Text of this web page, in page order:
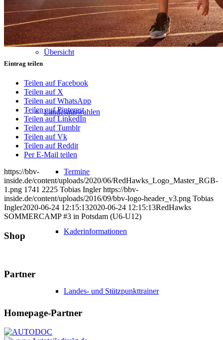
Übersicht
Landesauswahlen
Termine
Kaderinformationen
Landes- und Stützpunkttrainer
Eintrag teilen
Teilen auf Facebook
Teilen auf X
Teilen auf WhatsApp
Teilen auf Pinterest
Teilen auf LinkedIn
Teilen auf Tumblr
Teilen auf Vk
Teilen auf Reddit
Per E-Mail teilen
https://bbv-
inside.de/content/uploads/2020/06/RedHawks_Logo_Master_RGB-
1.png 1741 2225 Tobias Ingler https://bbv-
inside.de/content/uploads/2016/09/bbv-logo-header_v3.png Tobias
Ingler2020-06-24 12:15:132020-06-24 12:15:13RedHawks
SOMMERCAMP #3 in Potsdam (U6-U12)
Shop
Partner
Homepage-Partner